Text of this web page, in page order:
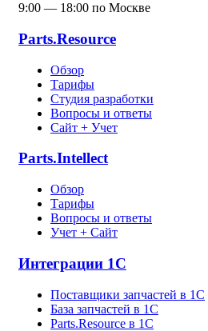
9:00 — 18:00 по Москве
Parts.Resource
Обзор
Тарифы
Студия разработки
Вопросы и ответы
Сайт + Учет
Parts.Intellect
Обзор
Тарифы
Вопросы и ответы
Учет + Сайт
Интеграции 1С
Поставщики запчастей в 1C
База запчастей в 1С
Parts.Resource в 1C